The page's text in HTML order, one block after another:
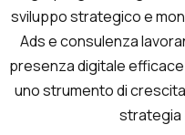
sviluppo strategico e
Ads e consulenza
presenza digitale
uno strumento di
strategia